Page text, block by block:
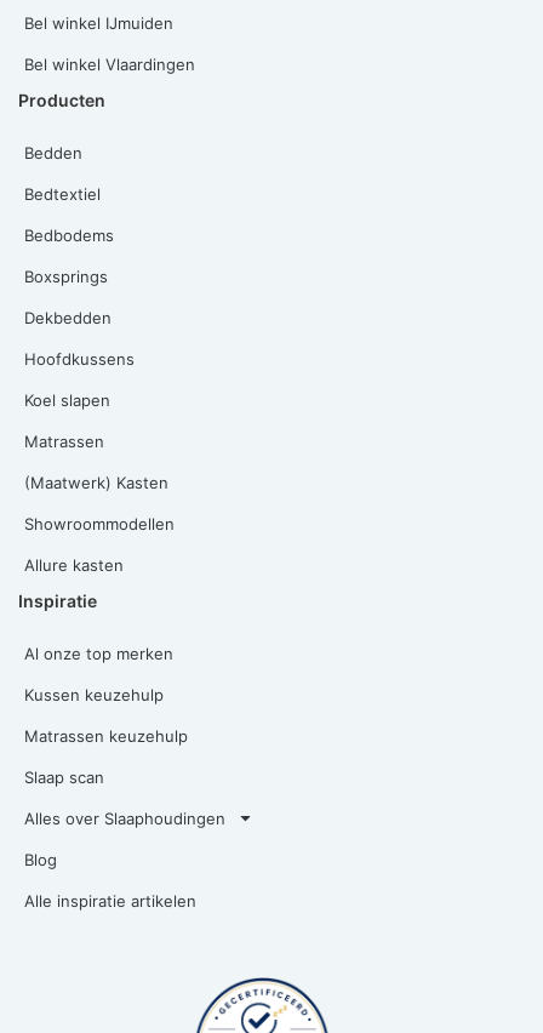
Bel winkel IJmuiden
Bel winkel Vlaardingen
Producten
Bedden
Bedtextiel
Bedbodems
Boxsprings
Dekbedden
Hoofdkussens
Koel slapen
Matrassen
(Maatwerk) Kasten
Showroommodellen
Allure kasten
Inspiratie
Al onze top merken
Kussen keuzehulp
Matrassen keuzehulp
Slaap scan
Alles over Slaaphoudingen
Blog
Alle inspiratie artikelen